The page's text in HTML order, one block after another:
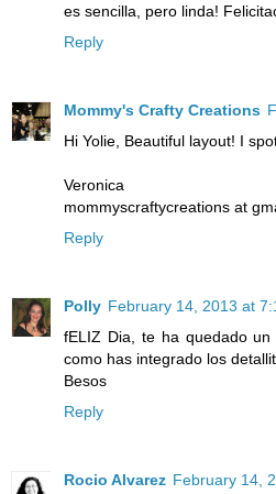
es sencilla, pero linda!
Reply
Mommy's Crafty Creations
Hi Yolie, Beautiful layout! I
Veronica
mommyscraftycreations at
Reply
Polly February 14, 2013 at
fELIZ Dia, te ha quedado
como has integrado los
Besos
Reply
Rocio Alvarez February 14,